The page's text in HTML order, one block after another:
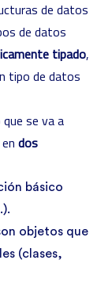
de datos
de datos
tipado,
tipo de datos
se va a
dos
básico
objetos que
(clases,